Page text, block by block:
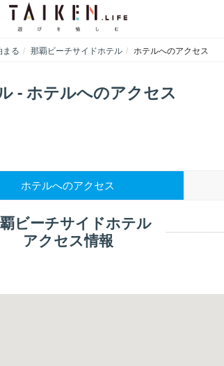
まる 那覇ビーチサイドホテル ホテルへのアクセス
- ホテルへのアクセス
ホテルへのアクセス
ビーチサイドホテル
アクセス情報